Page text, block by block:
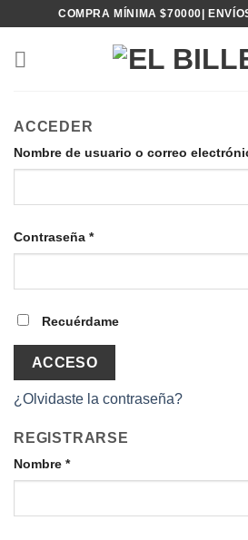
contenido
COMPRA MÍNIMA $70000|
ACCEDER
Nombre de usuario o correo
Contraseña *Obligatorio
Recuérdame
ACCESO
¿Olvidaste la contraseña?
REGISTRARSE
Nombre *